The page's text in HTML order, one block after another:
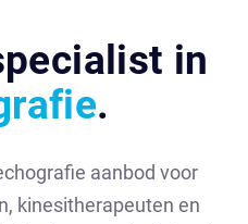
in
.
aanbod voor
kinesitherapeuten en